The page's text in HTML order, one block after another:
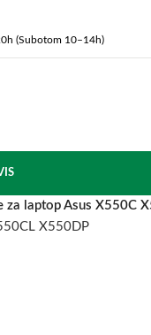
(Subotom 10–14h)
za laptop Asus X550C